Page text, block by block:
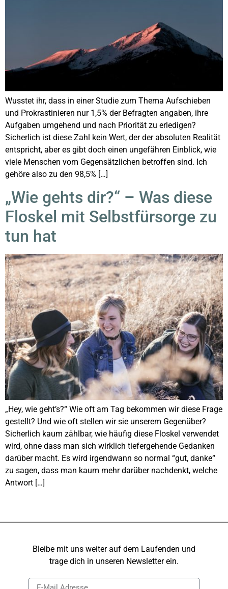
Wusstet ihr, dass in einer Studie zum Thema Aufschieben
und Prokrastinieren nur 1,5% der Befragten angaben, ihre
Aufgaben umgehend und nach Priorität zu erledigen?
Sicherlich ist diese Zahl kein Wert, der der absoluten Realität
entspricht, aber es gibt doch einen ungefähren Einblick, wie
viele Menschen vom Gegensätzlichen betroffen sind. Ich
gehöre also zu den 98,5% […]
„Wie gehts dir?“ – Was diese
Floskel mit Selbstfürsorge zu
tun hat
„Hey, wie geht’s?“ Wie oft am Tag bekommen wir diese Frage
gestellt? Und wie oft stellen wir sie unserem Gegenüber?
Sicherlich kaum zählbar, wie häufig diese Floskel verwendet
wird, ohne dass man sich wirklich tiefergehende Gedanken
darüber macht. Es wird irgendwann so normal “gut, danke“
zu sagen, dass man kaum mehr darüber nachdenkt, welche
Antwort […]
Bleibe mit uns weiter auf dem Laufenden und
trage dich in unseren Newsletter ein.